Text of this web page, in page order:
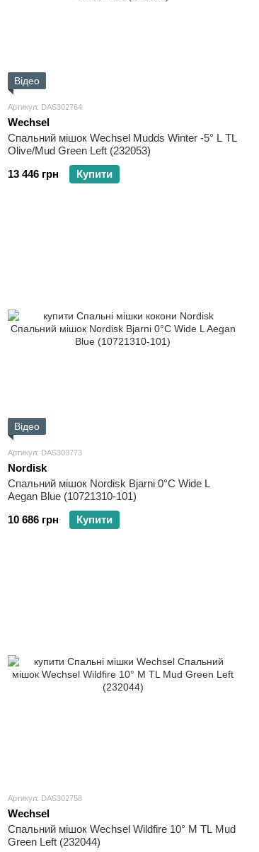
Відео
Артикул: DAS302764
Wechsel
Спальний мішок Wechsel Mudds Winter -5° L TL
Olive/Mud Green Left (232053)
13 446 грн
Купити
Відео
Артикул: DAS303773
Nordisk
Спальний мішок Nordisk Bjarni 0°C Wide L
Aegan Blue (10721310-101)
10 686 грн
Купити
Артикул: DAS302758
Wechsel
Спальний мішок Wechsel Wildfire 10° M TL Mud
Green Left (232044)